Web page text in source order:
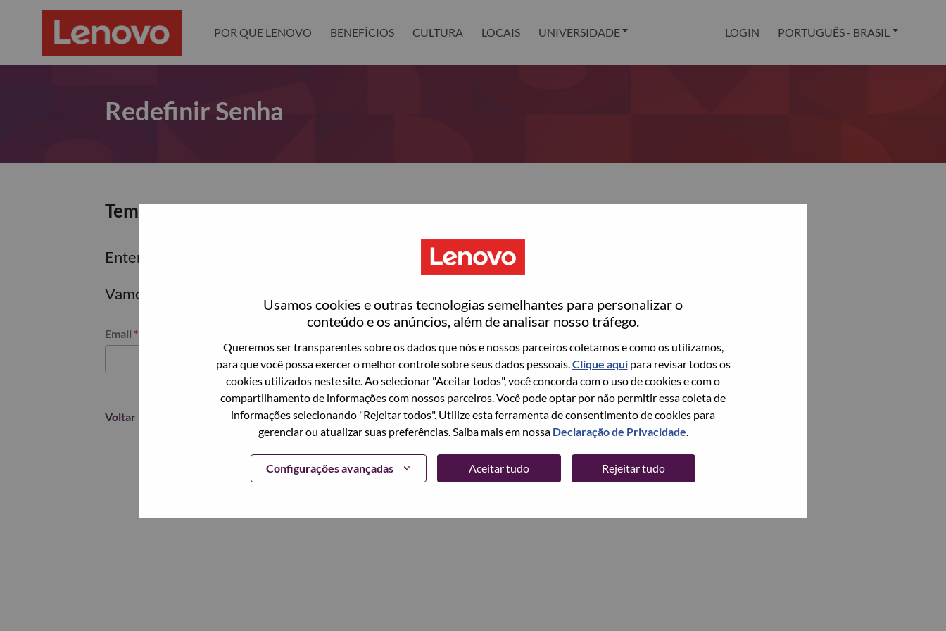
Usamos cookies e outras tecnologias semelhantes para personalizar o
conteúdo e os anúncios, além de analisar nosso tráfego.
Queremos ser transparentes sobre os dados que nós e nossos parceiros coletamos e como os utilizamos,
para que você possa exercer o melhor controle sobre seus dados pessoais. Clique aquipara revisar todos os
cookies utilizados neste site. Ao selecionar "Aceitar todos", você concorda com o uso de cookies e com o
compartilhamento de informações com nossos parceiros. Você pode optar por não permitir essa coleta de
informações selecionando "Rejeitar todos". Utilize esta ferramenta de consentimento de cookies para
gerenciar ou atualizar suas preferências. Saiba mais em nossa Declaração de Privacidade
Configurações avançadas Aceitar tudo Rejeitar tudo
POR QUE LENOVO BENEFÍCIOS CULTURA LOCAIS UNIVERSIDADE LOGIN PORTUGUÊS - BRASIL
Redefinir Senha
Tem certeza que deseja redefinir sua senha?
Enter the email address associated with your account, then click "Continue".
Vamos enviar por email um link para você redefinir sua senha.
Redefinir senha com seu email
Email *
Continuar
Voltar